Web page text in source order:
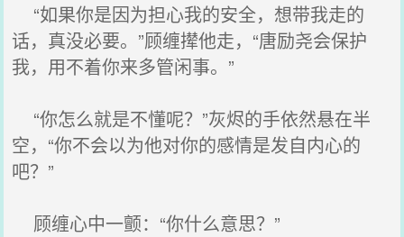
“如果你是因为担心我的安全，想带我走的
话，真没必要。”顾缠撵他走，“唐励尧会保护
我，用不着你来多管闲事。”
“你怎么就是不懂呢？”灰烬的手依然悬在半
空，“你不会以为他对你的感情是发自内心的
吧？”
顾缠心中一颤：“你什么意思？”